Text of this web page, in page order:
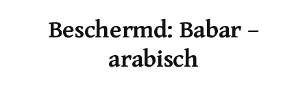
Beschermd: Babar –
arabisch